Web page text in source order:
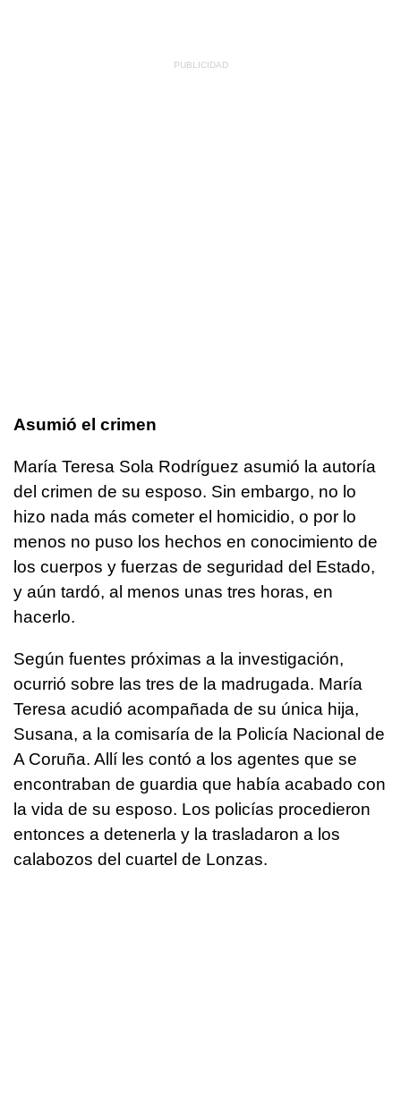
Asumió el crimen
María Teresa Sola Rodríguez asumió la autoría
del crimen de su esposo. Sin embargo, no lo
hizo nada más cometer el homicidio, o por lo
menos no puso los hechos en conocimiento de
los cuerpos y fuerzas de seguridad del Estado,
y aún tardó, al menos unas tres horas, en
hacerlo.
Según fuentes próximas a la investigación,
ocurrió sobre las tres de la madrugada. María
Teresa acudió acompañada de su única hija,
Susana, a la comisaría de la Policía Nacional de
A Coruña. Allí les contó a los agentes que se
encontraban de guardia que había acabado con
la vida de su esposo. Los policías procedieron
entonces a detenerla y la trasladaron a los
calabozos del cuartel de Lonzas.